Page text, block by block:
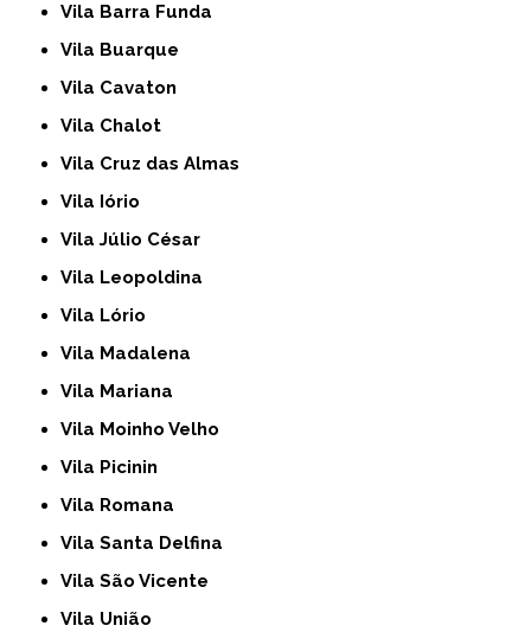
Vila Barra Funda
Vila Buarque
Vila Cavaton
Vila Chalot
Vila Cruz das Almas
Vila Iório
Vila Júlio César
Vila Leopoldina
Vila Lório
Vila Madalena
Vila Mariana
Vila Moinho Velho
Vila Picinin
Vila Romana
Vila Santa Delfina
Vila São Vicente
Vila União